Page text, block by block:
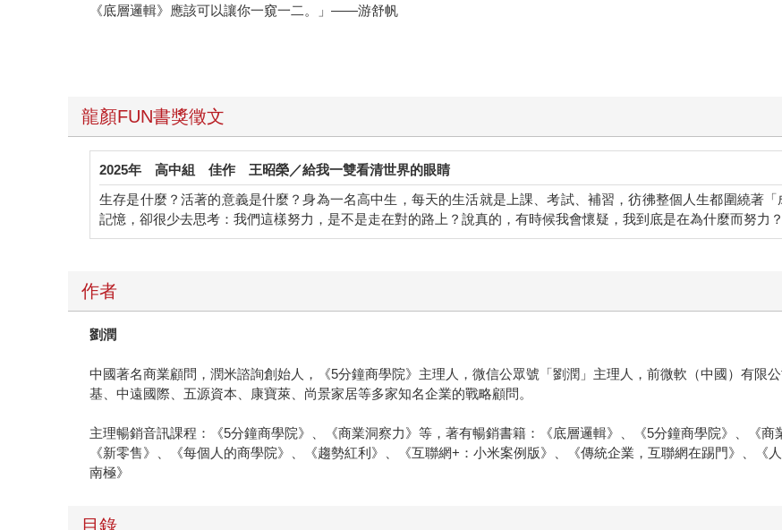
《底層邏輯》應該可以讓你一窺一二。」——游舒帆
龍顏FUN書獎徵文
2025年高中組佳作 王昭榮／給我一雙看清世界的眼睛
生存是什麼？活著的意義是什麼？身為一名高中生，每天的生活就是上課、考試、補習，彷彿整個人生都圍繞著
記憶，卻很少去思考：我們這樣努力，是不是走在對的路上？說真的，有時候我會懷疑，我到底是在為什麼而努
作者
劉潤
中國著名商業顧問，潤米諮詢創始人，《5分鐘商學院》主理人，微信公眾號「劉潤」主理人，前微軟（中國）有限
基、中遠國際、五源資本、康寶萊、尚景家居等多家知名企業的戰略顧問。
主理暢銷音訊課程：《5分鐘商學院》、《商業洞察力》等，著有暢銷書籍：《底層邏輯》、《5分鐘商學院》、《商
《新零售》、《每個人的商學院》、《趨勢紅利》、《互聯網+：小米案例版》、《傳統企業，互聯網在踢門》、《
南極》
目錄